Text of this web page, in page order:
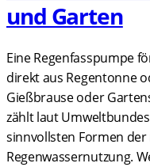
und Garten
Eine Regenfasspumpe
direkt aus Regentonne
Gießbrause oder
zählt laut
sinnvollsten Formen
Regenwassernutzung.